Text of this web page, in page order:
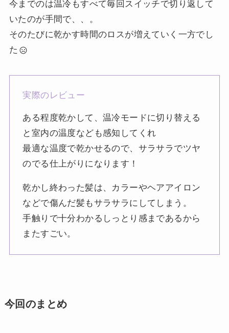
今までのは温冷もすべて毎回スイッチで切り返して
いたのが手間で、、。
そのたびに乾かす時間のロスが増えていく一方でし
た
実際のレビュー
ある程度乾かして、温冷モードに切り替える
と室内の温度なども感知してくれ
最適な温度で乾かせるので、サラサラでツヤ
のでる仕上がりになります！
乾かし終わった髪は、カラーやヘアアイロン
などで傷んだ髪もサラサラにしてしまう。
手触りで十分わかるしっとり感まであるから
またすごい。
今回のまとめ